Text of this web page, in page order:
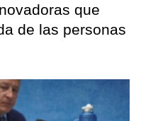
que
de las personas